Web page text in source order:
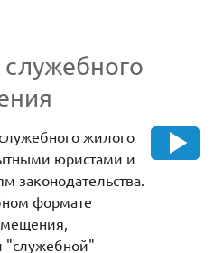
жилого
юристами и
законодательства.
формате
"служебной"